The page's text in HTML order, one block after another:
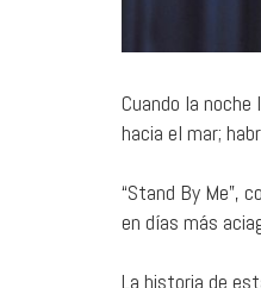
Cuando la
hacia el mar;
“Stand By Me”,
en días más
La historia de